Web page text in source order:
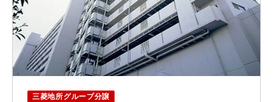
三菱地所グループ分譲